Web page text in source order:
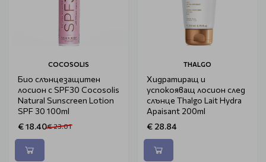
COCOSOLIS
Био слънцезащитен
лосион с SPF30 Cocosolis
Natural Sunscreen Lotion
SPF 30 100ml
€ 18.40€ 23.01
THALGO
Хидратиращ и
успокояващ лосион след
слънце Thalgo Lait Hydra
Apaisant 200ml
€ 28.84